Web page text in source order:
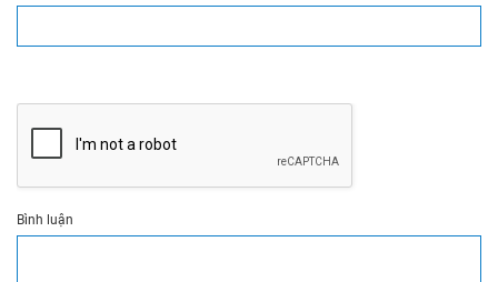
Bình luận